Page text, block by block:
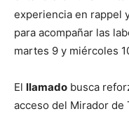
experiencia en rappel
para acompañar las
martes 9 y miércoles
El llamado busca
acceso del Mirador de